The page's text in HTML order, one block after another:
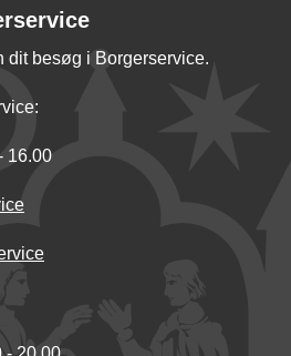
dit besøg i Borgerservice.
16.00